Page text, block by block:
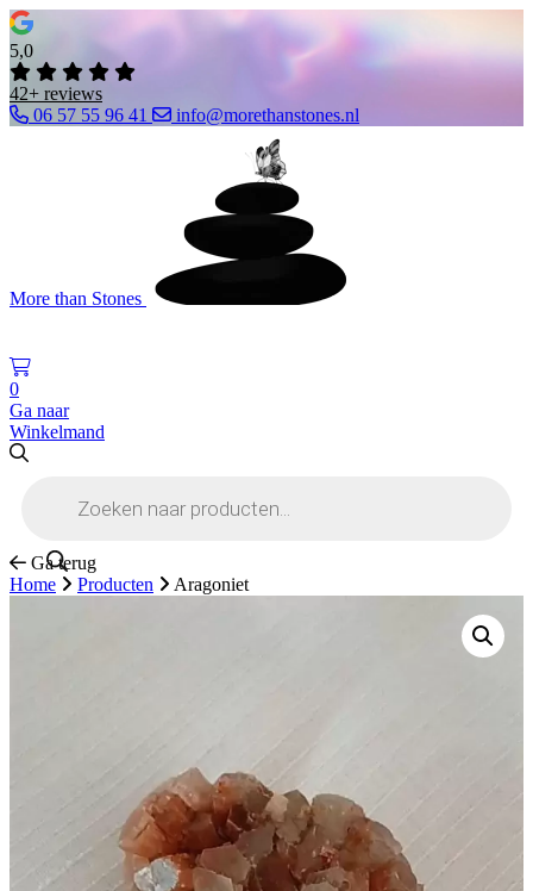
5,0
42+ reviews
06 57 55 96 41
info@morethanstones.nl
More than Stones
0
Ga naar
Winkelmand
Ga terug
Home
Producten Aragoniet